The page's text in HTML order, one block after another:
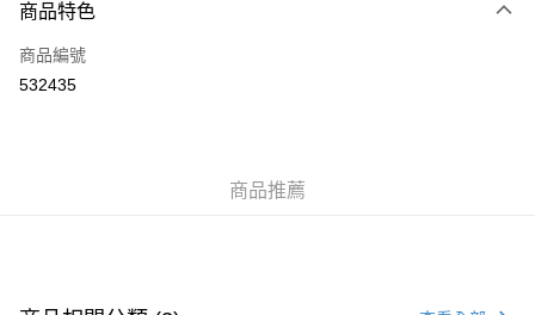
信用卡
Apple Pay
商品特色
商品編號
532435
商品推薦